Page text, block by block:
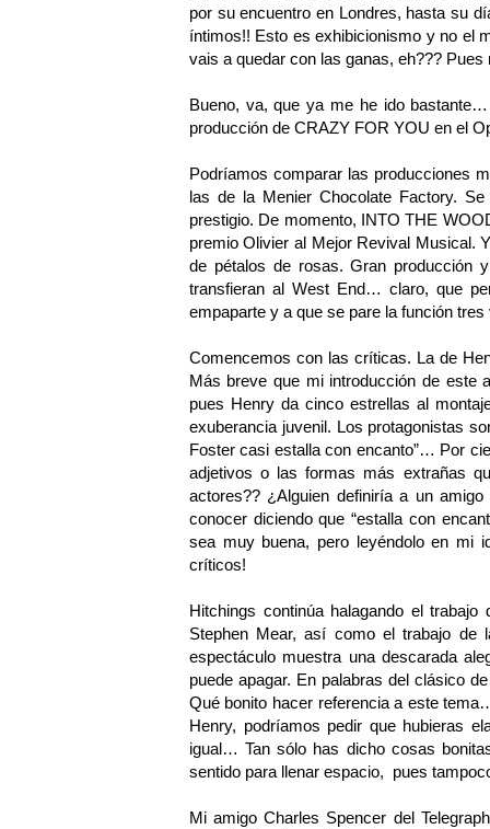
por su encuentro en Londres, hasta su
íntimos!! Esto es exhibicionismo y no el
vais a quedar con las ganas, eh???
Bueno, va, que ya me he ido
producción de CRAZY FOR YOU en el
Podríamos comparar las producciones
las de la Menier Chocolate Factory.
prestigio. De momento, INTO THE
premio Olivier al Mejor Revival Musical.
de pétalos de rosas. Gran producción
transfieran al West End… claro, que
empaparte y a que se pare la función
Comencemos con las críticas. La de
Más breve que mi introducción de este
pues Henry da cinco estrellas al
exuberancia juvenil. Los protagonistas
Foster casi estalla con encanto”… Por
adjetivos o las formas más extrañas
actores?? ¿Alguien definiría a un
conocer diciendo que “estalla con
sea muy buena, pero leyéndolo en mi
críticos!
Hitchings continúa halagando el
Stephen Mear, así como el trabajo de
espectáculo muestra una descarada
puede apagar. En palabras del clásico
Qué bonito hacer referencia a este
Henry, podríamos pedir que hubieras
igual… Tan sólo has dicho cosas
sentido para llenar espacio, pues
Mi amigo Charles Spencer del